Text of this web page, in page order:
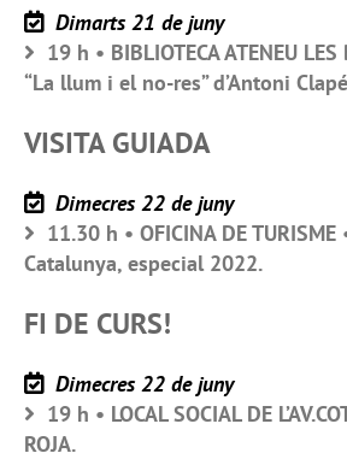
Dimarts 21 de juny
19 h • BIBLIOTECA ATENEU
“La llum i el no-res” d’Antoni
VISITA GUIADA
Dimecres 22 de juny
11.30 h • OFICINA DE
Catalunya, especial 2022.
FI DE CURS!
Dimecres 22 de juny
19 h • LOCAL SOCIAL DE
ROJA.